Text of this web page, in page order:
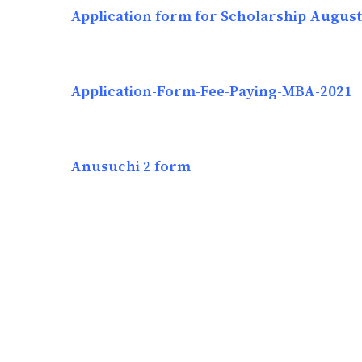
Application form for Scholarship August
Application-Form-Fee-Paying-MBA-2021
Anusuchi 2 form